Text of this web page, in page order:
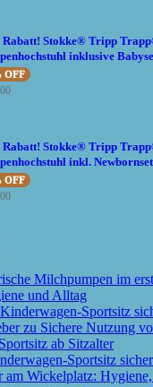
Rabatt! Stokke® Tripp
inklusive
OFF
Rabatt! Stokke® Tripp
inkl.
OFF
Milchpumpen im
und Alltag
Sportsitz